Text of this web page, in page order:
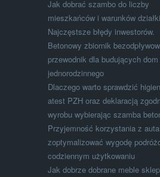
Jak dobrać szambo do liczby
mieszkańców i warunków
Najczęstsze błędy inwestorów.
Betonowy zbiornik
przewodnik dla budujących
jednorodzinnego
Dlaczego warto sprawdzić
atest PZH oraz deklaracją
wyrobu wybierając szamba
Przyjemność korzystania z
zoptymalizować wygodę
codziennym użytkowaniu
Jak dobrze dobrane meble